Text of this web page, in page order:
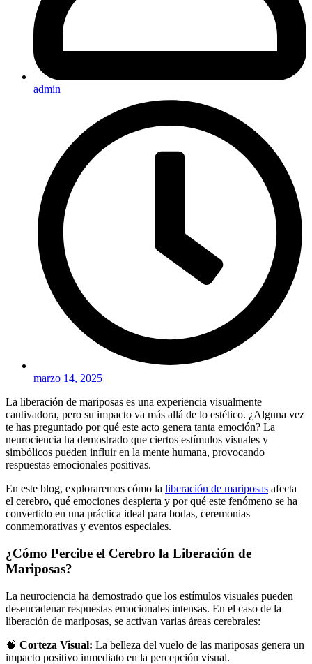
admin
marzo 14, 2025
La liberación de mariposas es una experiencia visualmente
cautivadora, pero su impacto va más allá de lo estético. ¿Alguna vez
te has preguntado por qué este acto genera tanta emoción? La
neurociencia ha demostrado que ciertos estímulos visuales y
simbólicos pueden influir en la mente humana, provocando
respuestas emocionales positivas.
En este blog, exploraremos cómo la liberación de mariposas afecta
el cerebro, qué emociones despierta y por qué este fenómeno se ha
convertido en una práctica ideal para bodas, ceremonias
conmemorativas y eventos especiales.
¿Cómo Percibe el Cerebro la Liberación de
Mariposas?
La neurociencia ha demostrado que los estímulos visuales pueden
desencadenar respuestas emocionales intensas. En el caso de la
liberación de mariposas, se activan varias áreas cerebrales:
🧠 Corteza Visual: La belleza del vuelo de las mariposas genera un
impacto positivo inmediato en la percepción visual.